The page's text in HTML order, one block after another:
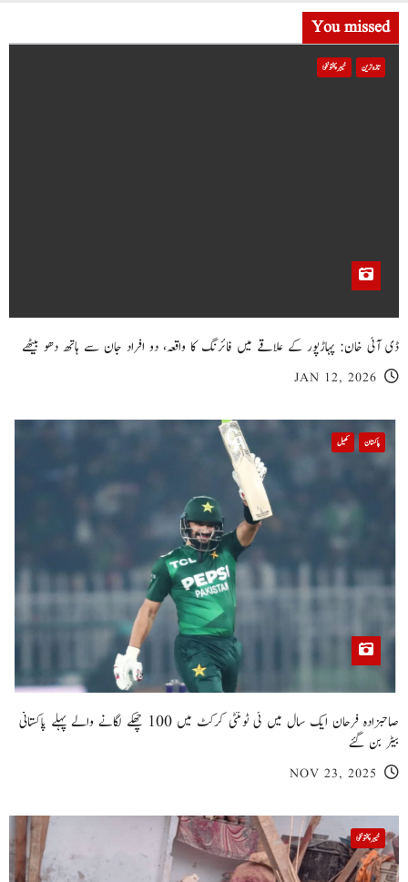
You missed
تازہ ترین خیبر پختونخوا
ڈی آئی خان: پہاڑپور کے علاقے میں فائرنگ کا واقعہ، دو افراد جان سے ہاتھ دھو بیٹھے
JAN 12, 2026
پاکستان کھیل
صاحبزادہ فرحان ایک سال میں ٹی ٹوئنٹی کرکٹ میں 100 چھکے لگانے والے پہلے پاکستانی
بیٹر بن گئے
NOV 23, 2025
خیبر پختونخوا